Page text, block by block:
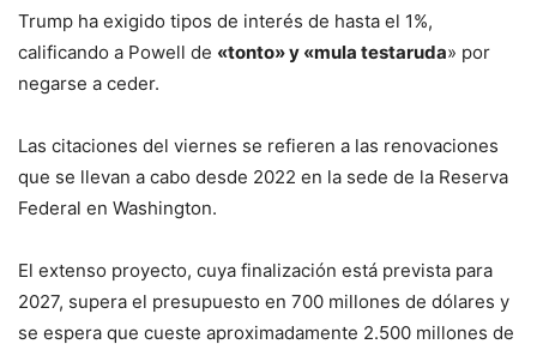
Trump ha exigido tipos de interés de hasta el 1%,
calificando a Powell de «tonto» y «mula testaruda» por
negarse a ceder.
Las citaciones del viernes se refieren a las renovaciones
que se llevan a cabo desde 2022 en la sede de la Reserva
Federal en Washington.
El extenso proyecto, cuya finalización está prevista para
2027, supera el presupuesto en 700 millones de dólares y
se espera que cueste aproximadamente 2.500 millones de